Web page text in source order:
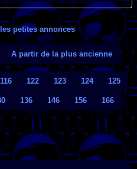
petites annonces
A partir de la plus ancienne
116 122 123 124 125
136 146 156 166